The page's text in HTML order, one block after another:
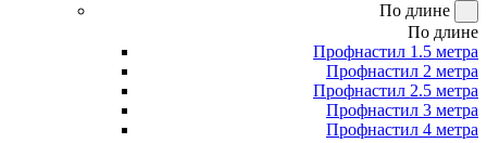
По длине
По длине
Профнастил 1.5 метра
Профнастил 2 метра
Профнастил 2.5 метра
Профнастил 3 метра
Профнастил 4 метра